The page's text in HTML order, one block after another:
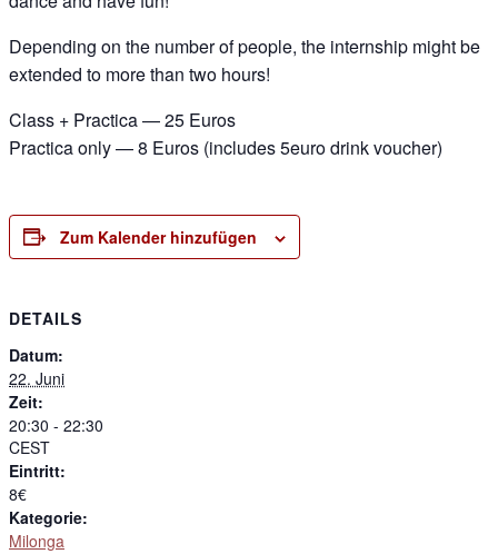
Depending on the number of people, the internship might be
extended to more than two hours!
Class + Practica — 25 Euros
Practica only — 8 Euros (includes 5euro drink voucher)
Zum Kalender hinzufügen
DETAILS
Datum:
22. Juni
Zeit:
20:30 - 22:30
CEST
Eintritt:
8€
Kategorie:
Milonga